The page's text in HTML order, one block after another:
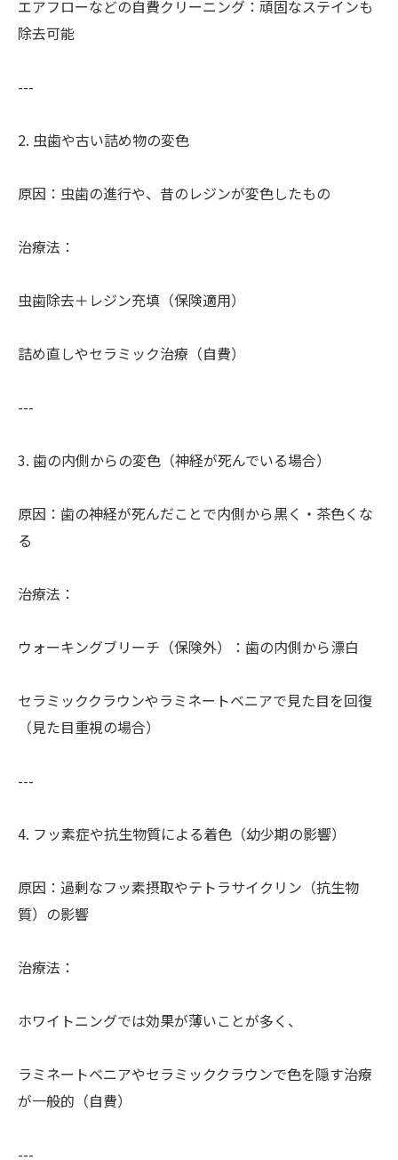
エアフローなどの自費クリーニング：頑固なステインも
除去可能
---
2. 虫歯や古い詰め物の変色
原因：虫歯の進行や、昔のレジンが変色したもの
治療法：
虫歯除去＋レジン充填（保険適用）
詰め直しやセラミック治療（自費）
---
3. 歯の内側からの変色（神経が死んでいる場合）
原因：歯の神経が死んだことで内側から黒く・茶色くな
る
治療法：
ウォーキングブリーチ（保険外）：歯の内側から漂白
セラミッククラウンやラミネートベニアで見た目を回復
（見た目重視の場合）
---
4. フッ素症や抗生物質による着色（幼少期の影響）
原因：過剰なフッ素摂取やテトラサイクリン（抗生物
質）の影響
治療法：
ホワイトニングでは効果が薄いことが多く、
ラミネートベニアやセラミッククラウンで色を隠す治療
が一般的（自費）
---